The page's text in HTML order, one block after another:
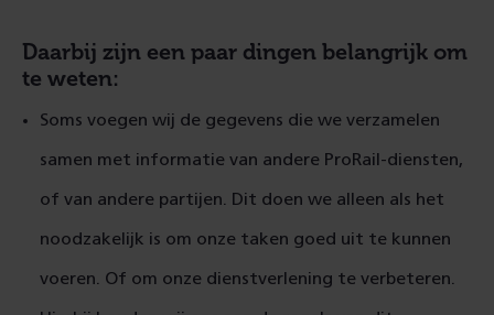
Daarbij zijn een paar dingen belangrijk om
te weten:
Soms voegen wij de gegevens die we verzamelen
samen met informatie van andere ProRail-diensten,
of van andere partijen. Dit doen we alleen als het
noodzakelijk is om onze taken goed uit te kunnen
voeren. Of om onze dienstverlening te verbeteren.